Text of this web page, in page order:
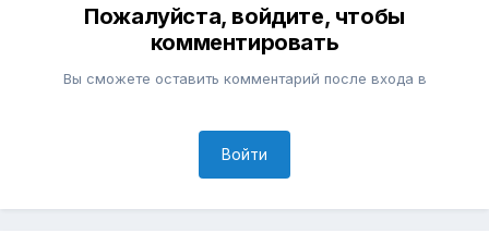
Пожалуйста, войдите, чтобы
комментировать
Вы сможете оставить комментарий после входа в
Войти